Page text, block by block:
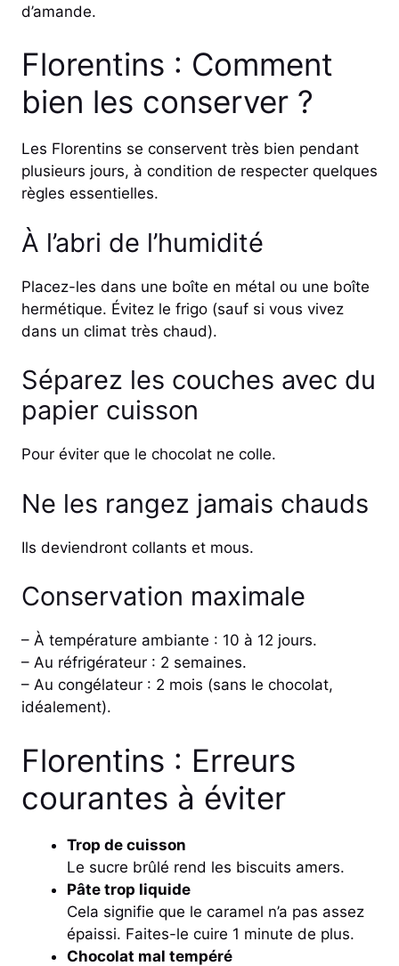
d’amande.
Florentins : Comment
bien les conserver ?
Les Florentins se conservent très bien pendant
plusieurs jours, à condition de respecter quelques
règles essentielles.
À l’abri de l’humidité
Placez-les dans une boîte en métal ou une boîte
hermétique. Évitez le frigo (sauf si vous vivez
dans un climat très chaud).
Séparez les couches avec du
papier cuisson
Pour éviter que le chocolat ne colle.
Ne les rangez jamais chauds
Ils deviendront collants et mous.
Conservation maximale
– À température ambiante : 10 à 12 jours.
– Au réfrigérateur : 2 semaines.
– Au congélateur : 2 mois (sans le chocolat,
idéalement).
Florentins : Erreurs
courantes à éviter
Trop de cuisson
Le sucre brûlé rend les biscuits amers.
Pâte trop liquide
Cela signifie que le caramel n’a pas assez
épaissi. Faites-le cuire 1 minute de plus.
Chocolat mal tempéré